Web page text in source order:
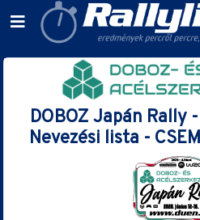
DOBOZ Japán Rally
Nevezési lista -